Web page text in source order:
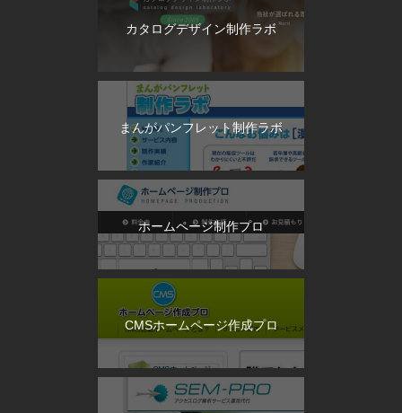
カタログデザイン制作ラボ
まんがパンフレット制作ラボ
ホームページ制作プロ
CMSホームページ作成プロ